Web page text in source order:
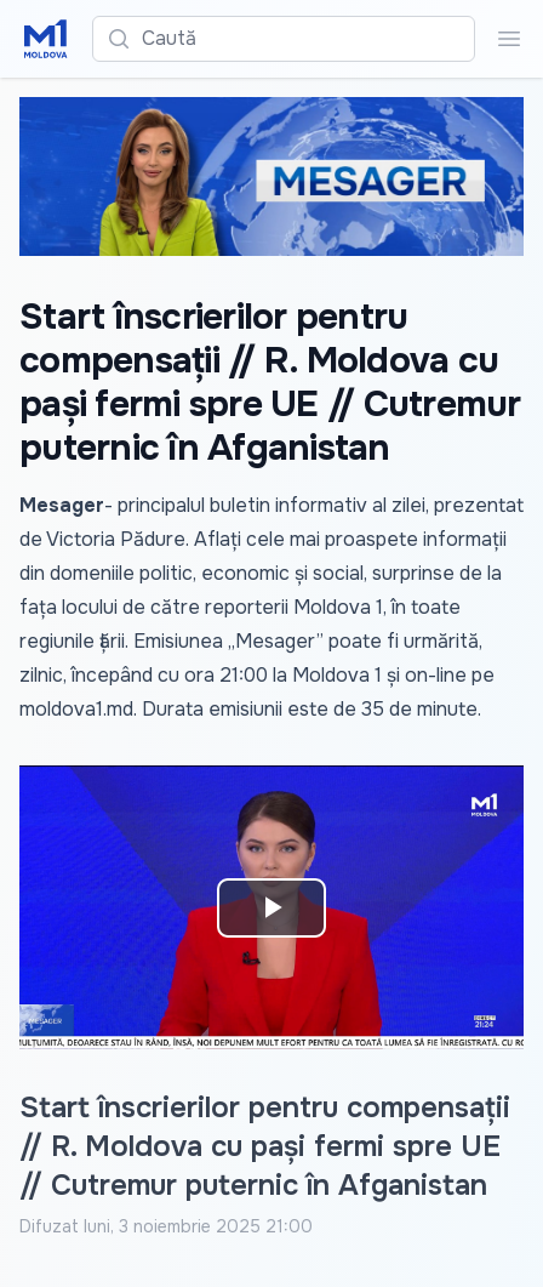
Caută
Start înscrierilor pentru
compensații // R. Moldova cu
pași fermi spre UE // Cutremur
puternic în Afganistan
Mesager- principalul buletin informativ al zilei, prezentat
de Victoria Pădure. Aflați cele mai proaspete informații
din domeniile politic, economic și social, surprinse de la
fața locului de către reporterii Moldova 1, în toate
regiunile țării. Emisiunea „Mesager” poate fi urmărită,
zilnic, începând cu ora 21:00 la Moldova 1 și on-line pe
moldova1.md. Durata emisiunii este de 35 de minute.
Play
Video
Start înscrierilor pentru compensații
// R. Moldova cu pași fermi spre UE
// Cutremur puternic în Afganistan
Difuzat luni, 3 noiembrie 2025 21:00